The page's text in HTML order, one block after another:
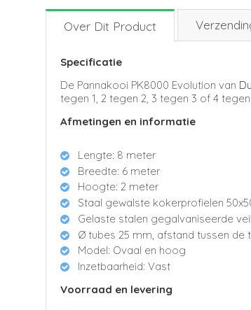
Over Dit Product
Specificatie
De Pannakooi PK8000 Evolution van
tegen 1, 2 tegen 2, 3 tegen 3 of 4
Afmetingen en informatie
Lengte: 8 meter
Breedte: 6 meter
Hoogte: 2 meter
Staal gewalste kokerprofielen
Gelaste stalen gegalvaniseerde
Ø tubes 25 mm, afstand tussen de
Model: Ovaal en hoog
Inzetbaarheid: Vast
Voorraad en levering